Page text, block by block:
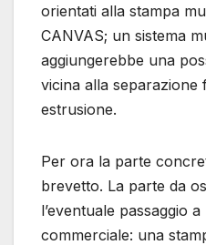
orientati alla stampa
CANVAS; un sistema
aggiungerebbe una
vicina alla separazione
estrusione.
Per ora la parte
brevetto. La parte da
l’eventuale passaggio
commerciale: una